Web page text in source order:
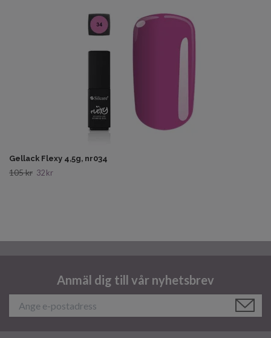
Gellack Flexy 4,5g, nr034
105 kr 32 kr
Anmäl dig till vår nyhetsbrev